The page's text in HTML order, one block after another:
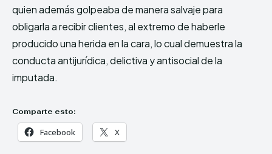
quien además golpeaba de manera salvaje para
obligarla a recibir clientes, al extremo de haberle
producido una herida en la cara, lo cual demuestra la
conducta antijurídica, delictiva y antisocial de la
imputada.
Comparte esto:
Facebook X